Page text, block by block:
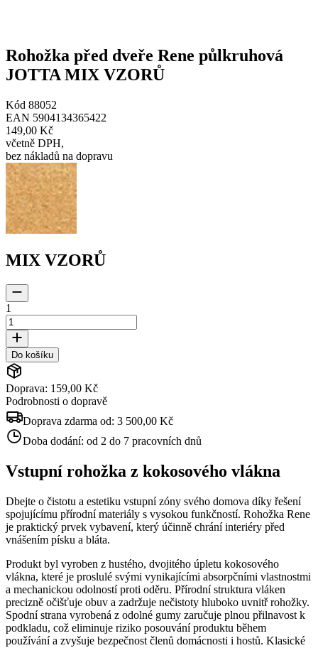
Rohožka před dveře Rene půlkruhová
JOTTA MIX VZORŮ
Kód 88052
EAN 5904134365422
149,00 Kč
včetně DPH,
bez nákladů na dopravu
MIX VZORŮ
1
Do košíku
Doprava: 159,00 Kč
Podrobnosti o dopravě
Doprava zdarma od: 3 500,00 Kč
Doba dodání: od 2 do 7 pracovních dnů
Vstupní rohožka z kokosového vlákna
Dbejte o čistotu a estetiku vstupní zóny svého domova díky řešení
spojujícímu přírodní materiály s vysokou funkčností. Rohožka Rene
je praktický prvek vybavení, který účinně chrání interiéry před
vnášením písku a bláta.
Produkt byl vyroben z hustého, dvojitého úpletu kokosového
vlákna, které je proslulé svými vynikajícími absorpčními vlastnostmi
a mechanickou odolností proti oděru. Přírodní struktura vláken
precizně očišťuje obuv a zadržuje nečistoty hluboko uvnitř rohožky.
Spodní strana vyrobená z odolné gumy zaručuje plnou přilnavost k
podkladu, což eliminuje riziko posouvání produktu během
používání a zvyšuje bezpečnost členů domácnosti i hostů. Klasické